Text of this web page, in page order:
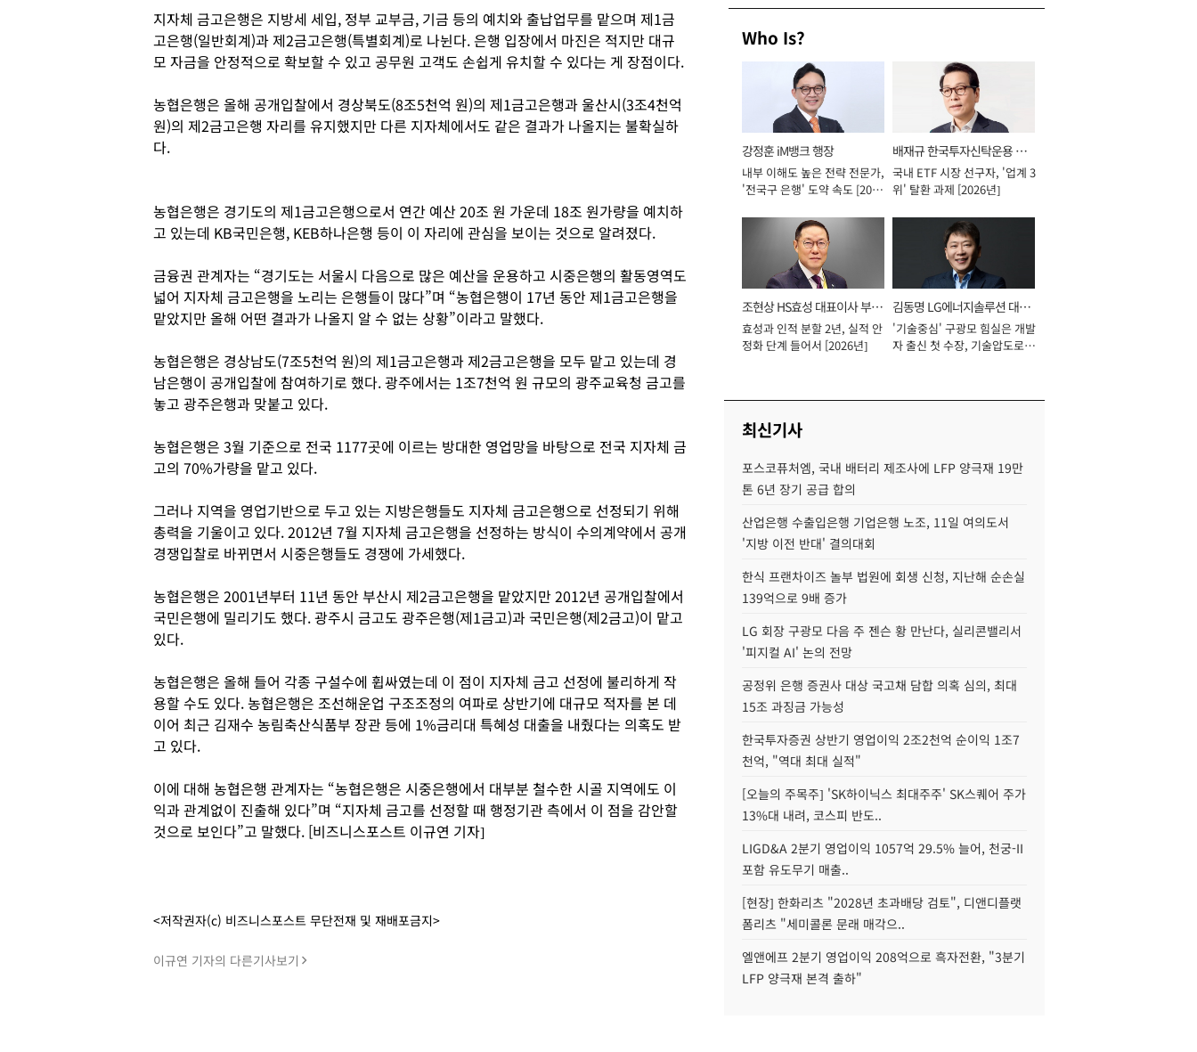
지자체 금고은행은 지방세 세입, 정부 교부금, 기금 등의 예치와 출납업무를 맡으며 제1금
고은행(일반회계)과 제2금고은행(특별회계)로 나뉜다. 은행 입장에서 마진은 적지만 대규
모 자금을 안정적으로 확보할 수 있고 공무원 고객도 손쉽게 유치할 수 있다는 게 장점이다.
농협은행은 올해 공개입찰에서 경상북도(8조5천억 원)의 제1금고은행과 울산시(3조4천억
원)의 제2금고은행 자리를 유지했지만 다른 지자체에서도 같은 결과가 나올지는 불확실하
다.
농협은행은 경기도의 제1금고은행으로서 연간 예산 20조 원 가운데 18조 원가량을 예치하
고 있는데 KB국민은행, KEB하나은행 등이 이 자리에 관심을 보이는 것으로 알려졌다.
금융권 관계자는 “경기도는 서울시 다음으로 많은 예산을 운용하고 시중은행의 활동영역도
넓어 지자체 금고은행을 노리는 은행들이 많다”며 “농협은행이 17년 동안 제1금고은행을
맡았지만 올해 어떤 결과가 나올지 알 수 없는 상황”이라고 말했다.
농협은행은 경상남도(7조5천억 원)의 제1금고은행과 제2금고은행을 모두 맡고 있는데 경
남은행이 공개입찰에 참여하기로 했다. 광주에서는 1조7천억 원 규모의 광주교육청 금고를
놓고 광주은행과 맞붙고 있다.
농협은행은 3월 기준으로 전국 1177곳에 이르는 방대한 영업망을 바탕으로 전국 지자체 금
고의 70%가량을 맡고 있다.
그러나 지역을 영업기반으로 두고 있는 지방은행들도 지자체 금고은행으로 선정되기 위해
총력을 기울이고 있다. 2012년 7월 지자체 금고은행을 선정하는 방식이 수의계약에서 공개
경쟁입찰로 바뀌면서 시중은행들도 경쟁에 가세했다.
농협은행은 2001년부터 11년 동안 부산시 제2금고은행을 맡았지만 2012년 공개입찰에서
국민은행에 밀리기도 했다. 광주시 금고도 광주은행(제1금고)과 국민은행(제2금고)이 맡고
있다.
농협은행은 올해 들어 각종 구설수에 휩싸였는데 이 점이 지자체 금고 선정에 불리하게 작
용할 수도 있다. 농협은행은 조선해운업 구조조정의 여파로 상반기에 대규모 적자를 본 데
이어 최근 김재수 농림축산식품부 장관 등에 1%금리대 특혜성 대출을 내줬다는 의혹도 받
고 있다.
이에 대해 농협은행 관계자는 “농협은행은 시중은행에서 대부분 철수한 시골 지역에도 이
익과 관계없이 진출해 있다”며 “지자체 금고를 선정할 때 행정기관 측에서 이 점을 감안할
것으로 보인다”고 말했다. [비즈니스포스트 이규연 기자]
<저작권자(c) 비즈니스포스트 무단전재 및 재배포금지>
이규연 기자의 다른기사보기
Who Is?
강정훈 iM뱅크 행장
내부 이해도 높은 전략 전문가,
'전국구 은행' 도약 속도 [2026
배재규 한국투자신탁운용 대
표이사 사장
국내 ETF 시장 선구자, '업계 3
위' 탈환 과제 [2026년]
조현상 HS효성 대표이사 부회
장
효성과 인적 분할 2년, 실적 안
정화 단계 들어서 [2026년]
김동명 LG에너지솔루션 대표
이사 사장
'기술중심' 구광모 힘실은 개발
자 출신 첫 수장, 기술압도로
최신기사
포스코퓨처엠, 국내 배터리 제조사에 LFP 양극재 19만
톤 6년 장기 공급 합의
산업은행 수출입은행 기업은행 노조, 11일 여의도서
'지방 이전 반대' 결의대회
한식 프랜차이즈 놀부 법원에 회생 신청, 지난해 순손실
139억으로 9배 증가
LG 회장 구광모 다음 주 젠슨 황 만난다, 실리콘밸리서
'피지컬 AI' 논의 전망
공정위 은행 증권사 대상 국고채 담합 의혹 심의, 최대
15조 과징금 가능성
한국투자증권 상반기 영업이익 2조2천억 순이익 1조7
천억, "역대 최대 실적"
[오늘의 주목주] 'SK하이닉스 최대주주' SK스퀘어 주가
13%대 내려, 코스피 반도..
LIGD&A 2분기 영업이익 1057억 29.5% 늘어, 천궁-II
포함 유도무기 매출..
[현장] 한화리츠 "2028년 초과배당 검토", 디앤디플랫
폼리츠 "세미콜론 문래 매각으..
엘앤에프 2분기 영업이익 208억으로 흑자전환, "3분기
LFP 양극재 본격 출하"